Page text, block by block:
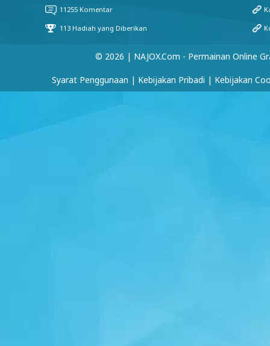
© 2026 | NAJOX.com - Permainan Online
Syarat Penggunaan | Kebijakan Pribadi | Kebijakan